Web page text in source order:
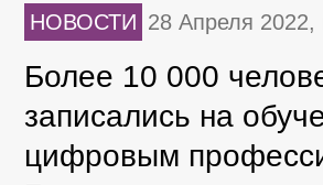
НОВОСТИ 28 Апреля 2022,
Более 10 000
записались на
цифровым